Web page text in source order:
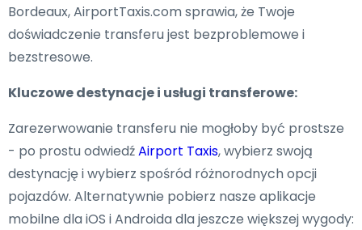
Bordeaux, AirportTaxis.com sprawia, że Twoje
doświadczenie transferu jest bezproblemowe i
bezstresowe.
Kluczowe destynacje i usługi transferowe:
Zarezerwowanie transferu nie mogłoby być prostsze
- po prostu odwiedźAirport Taxis, wybierz swoją
destynację i wybierz spośród różnorodnych opcji
pojazdów. Alternatywnie pobierz nasze aplikacje
mobilne dla iOS i Androida dla jeszcze większej wygody: